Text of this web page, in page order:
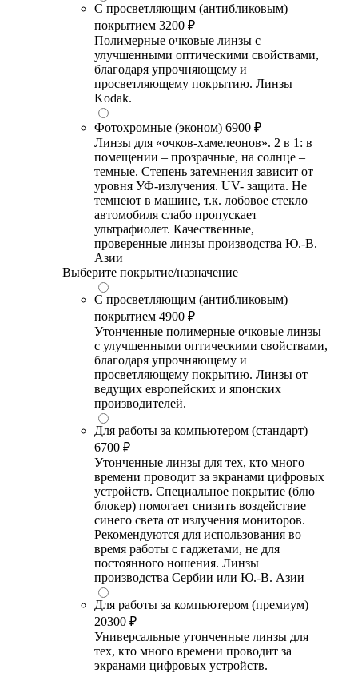
С просветляющим (антибликовым)
покрытием 3200 ₽
Полимерные очковые линзы с
улучшенными оптическими свойствами,
благодаря упрочняющему и
просветляющему покрытию. Линзы
Kodak.
Фотохромные (эконом) 6900 ₽
Линзы для «очков-хамелеонов». 2 в 1: в
помещении – прозрачные, на солнце –
темные. Степень затемнения зависит от
уровня УФ-излучения. UV- защита. Не
темнеют в машине, т.к. лобовое стекло
автомобиля слабо пропускает
ультрафиолет. Качественные,
проверенные линзы производства Ю.-В.
Азии
Выберите покрытие/назначение
С просветляющим (антибликовым)
покрытием 4900 ₽
Утонченные полимерные очковые линзы
с улучшенными оптическими свойствами,
благодаря упрочняющему и
просветляющему покрытию. Линзы от
ведущих европейских и японских
производителей.
Для работы за компьютером (стандарт)
6700 ₽
Утонченные линзы для тех, кто много
времени проводит за экранами цифровых
устройств. Специальное покрытие (блю
блокер) помогает снизить воздействие
синего света от излучения мониторов.
Рекомендуются для использования во
время работы с гаджетами, не для
постоянного ношения. Линзы
производства Сербии или Ю.-В. Азии
Для работы за компьютером (премиум)
20300 ₽
Универсальные утонченные линзы для
тех, кто много времени проводит за
экранами цифровых устройств.